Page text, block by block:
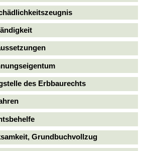
des Erbbaurechts
Grundbuchvollzug